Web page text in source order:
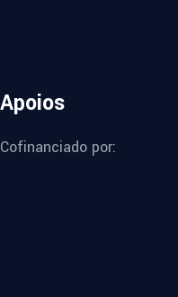
Apoios
Cofinanciado por: